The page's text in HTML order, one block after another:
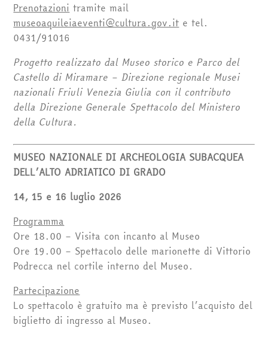
Prenotazioni tramite mail
museoaquileiaeventi@cultura.gov.it e tel.
0431/91016
Progetto realizzato dal Museo storico e Parco del
Castello di Miramare – Direzione regionale Musei
nazionali Friuli Venezia Giulia con il contributo
della Direzione Generale Spettacolo del Ministero
della Cultura.
MUSEO NAZIONALE DI ARCHEOLOGIA SUBACQUEA
DELL’ALTO ADRIATICO DI GRADO
14, 15 e 16 luglio 2026
Programma
Ore 18.00 – Visita con incanto al Museo
Ore 19.00 – Spettacolo delle marionette di Vittorio
Podrecca nel cortile interno del Museo.
Partecipazione
Lo spettacolo è gratuito ma è previsto l’acquisto del
biglietto di ingresso al Museo.